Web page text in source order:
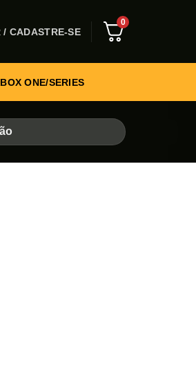
/ CADASTRE-SE
0
ONE/SERIES